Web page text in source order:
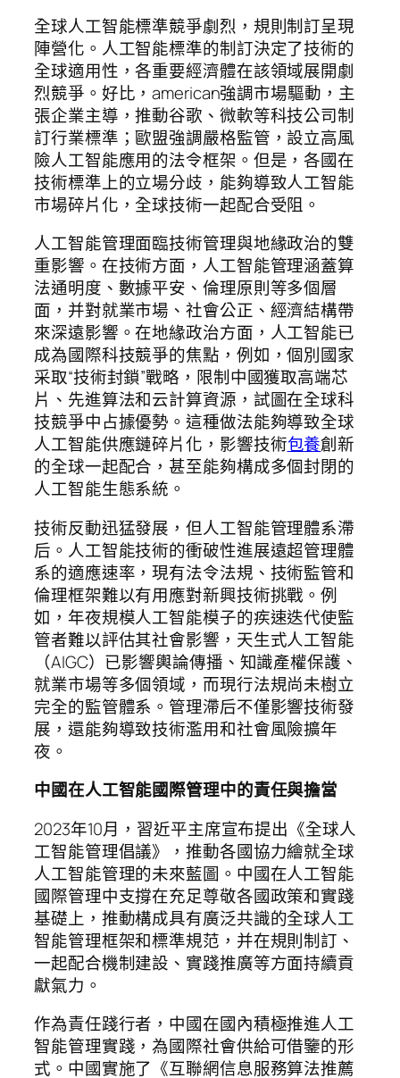
全球人工智能標準競爭劇烈，規則制訂呈現
陣營化。人工智能標準的制訂決定了技術的
全球適用性，各重要經濟體在該領域展開劇
烈競爭。好比，american強調市場驅動，主
張企業主導，推動谷歌、微軟等科技公司制
訂行業標準；歐盟強調嚴格監管，設立高風
險人工智能應用的法令框架。但是，各國在
技術標準上的立場分歧，能夠導致人工智能
市場碎片化，全球技術一起配合受阻。
人工智能管理面臨技術管理與地緣政治的雙
重影響。在技術方面，人工智能管理涵蓋算
法通明度、數據平安、倫理原則等多個層
面，并對就業市場、社會公正、經濟結構帶
來深遠影響。在地緣政治方面，人工智能已
成為國際科技競爭的焦點，例如，個別國家
采取“技術封鎖”戰略，限制中國獲取高端芯
片、先進算法和云計算資源，試圖在全球科
技競爭中占據優勢。這種做法能夠導致全球
人工智能供應鏈碎片化，影響技術包養創新
的全球一起配合，甚至能夠構成多個封閉的
人工智能生態系統。
技術反動迅猛發展，但人工智能管理體系滯
后。人工智能技術的衝破性進展遠超管理體
系的適應速率，現有法令法規、技術監管和
倫理框架難以有用應對新興技術挑戰。例
如，年夜規模人工智能模子的疾速迭代使監
管者難以評估其社會影響，天生式人工智能
（AIGC）已影響輿論傳播、知識產權保護、
就業市場等多個領域，而現行法規尚未樹立
完全的監管體系。管理滯后不僅影響技術發
展，還能夠導致技術濫用和社會風險擴年
夜。
中國在人工智能國際管理中的責任與擔當
2023年10月，習近平主席宣布提出《全球人
工智能管理倡議》，推動各國協力繪就全球
人工智能管理的未來藍圖。中國在人工智能
國際管理中支撐在充足尊敬各國政策和實踐
基礎上，推動構成具有廣泛共識的全球人工
智能管理框架和標準規范，并在規則制訂、
一起配合機制建設、實踐推廣等方面持續貢
獻氣力。
作為責任踐行者，中國在國內積極推進人工
智能管理實踐，為國際社會供給可借鑒的形
式。中國實施了《互聯網信息服務算法推薦